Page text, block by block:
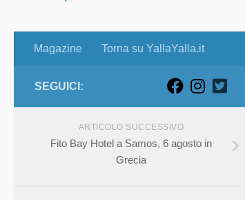
Magazine Torna su YallaYalla.it
SEGUICI:
ARTICOLO SUCCESSIVO
Fito Bay Hotel a Samos, 6 agosto in
Grecia